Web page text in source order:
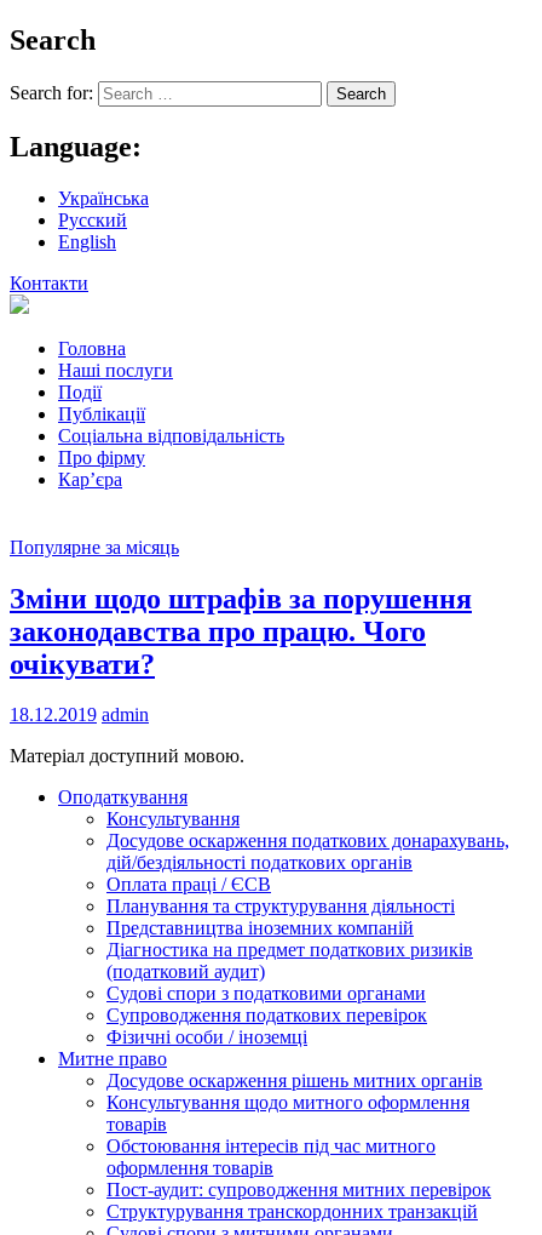
Search
Search for:
Language:
Українська
Русский
English
Контакти
Головна
Наші послуги
Події
Публікації
Соціальна відповідальність
Про фiрму
Кар’єра
Популярне за місяць
Зміни щодо штрафів за порушення
законодавства про працю. Чого
очікувати?
18.12.2019 admin
Матеріал доступний мовою.
Оподаткування
Консультування
Досудове оскарження податкових донарахувань,
дій/бездіяльності податкових органів
Оплата праці / ЄСВ
Планування та структурування діяльності
Представництва іноземних компаній
Діагностика на предмет податкових ризиків
(податковий аудит)
Судові спори з податковими органами
Супроводження податкових перевірок
Фізичні особи / іноземці
Митне право
Досудове оскарження рішень митних органів
Консультування щодо митного оформлення
товарів
Обстоювання інтересів під час митного
оформлення товарів
Пост-аудит: супроводження митних перевірок
Структурування транскордонних транзакцій